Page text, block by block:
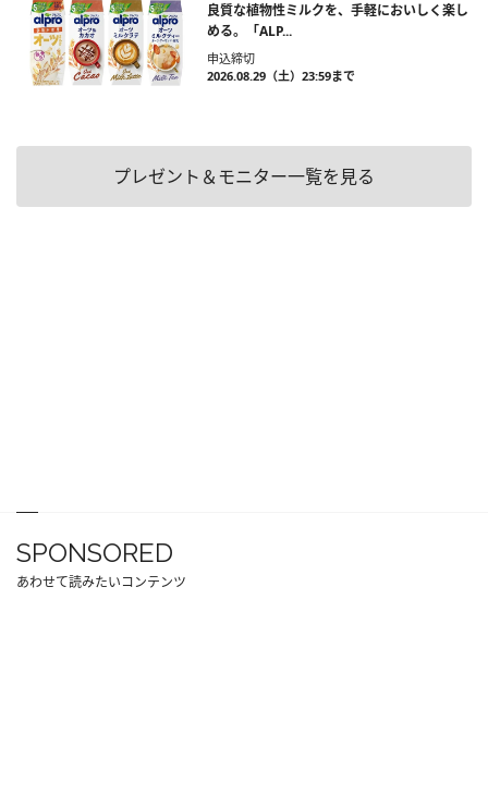
良質な植物性ミルクを、手軽においしく楽し
める。「ALP...
申込締切
2026.08.29（土）23:59まで
プレゼント＆モニター一覧を見る
SPONSORED
あわせて読みたいコンテンツ